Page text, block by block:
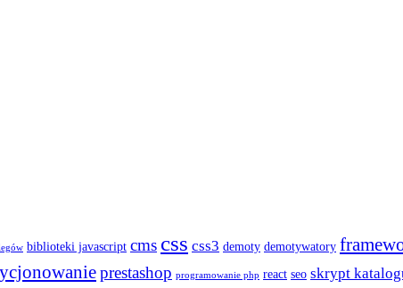
biblioteki javascript cms css css3 demoty demotywatory
prestashop programowanie php react seo skrypt